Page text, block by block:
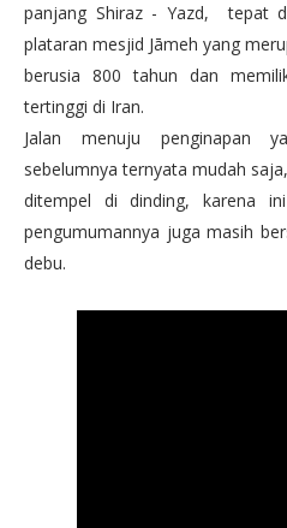
panjang Shiraz - Yazd, tepat
plataran mesjid Jāmeh yang
berusia 800 tahun dan
tertinggi di Iran.
Jalan menuju penginapan
sebelumnya ternyata mudah
ditempel di dinding, karena
pengumumannya juga masih
debu.